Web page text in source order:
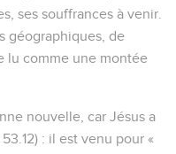
ses souffrances à venir.
géographiques, de
lu comme une montée
nouvelle, car Jésus a
: il est venu pour «